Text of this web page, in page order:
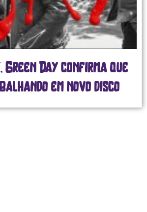
Green Day confirma que
em novo disco